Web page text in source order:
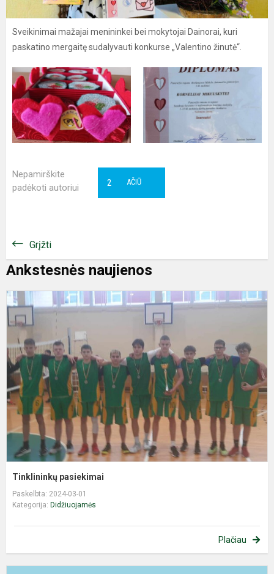
Sveikinimai mažajai menininkei bei mokytojai Dainorai, kuri
paskatino mergaitę sudalyvauti konkurse „Valentino žinutė“.
Nepamirškite
padėkoti autoriui
AČIŪ
2
Grįžti
Ankstesnės naujienos
Tinklininkų pasiekimai
Paskelbta: 2024-03-01
Kategorija: Didžiuojamės
Plačiau